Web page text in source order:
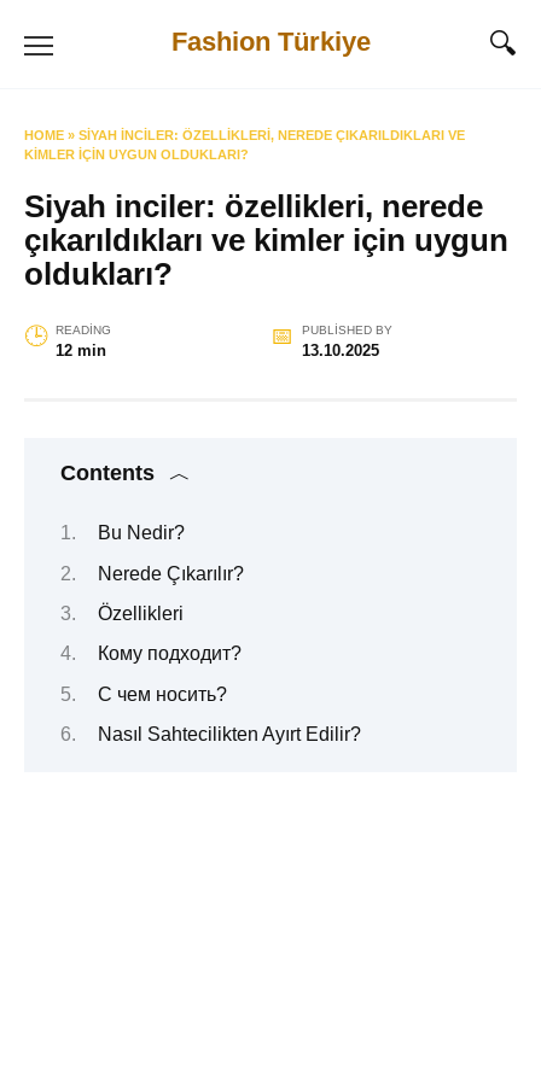
Fashion Türkiye
HOME » SIYAH INCILER: ÖZELLIKLERI, NEREDE ÇIKARILDIKLARI VE
KIMLER IÇIN UYGUN OLDUKLARI?
Siyah inciler: özellikleri, nerede
çıkarıldıkları ve kimler için uygun
oldukları?
READING
12 min
PUBLISHED BY
13.10.2025
Contents
Bu Nedir?
Nerede Çıkarılır?
Özellikleri
Кому подходит?
С чем носить?
Nasıl Sahtecilikten Ayırt Edilir?